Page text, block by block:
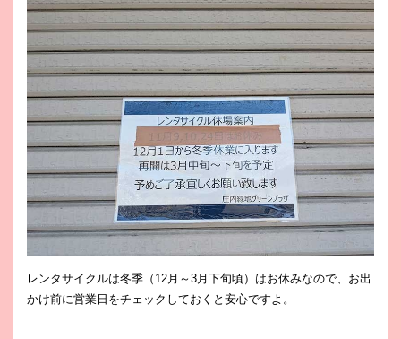
レンタサイクルは冬季（12月～3月下旬頃）はお休みなので、お出
かけ前に営業日をチェックしておくと安心ですよ。